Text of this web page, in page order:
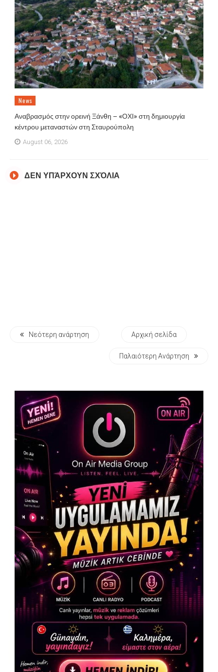
News
Αναβρασμός στην ορεινή Ξάνθη – «ΟΧΙ» στη δημιουργία
κέντρου μεταναστών στη Σταυρούπολη
August 06, 2026
ΔΕΝ ΥΠΆΡΧΟΥΝ ΣΧΌΛΙΑ
Νεότερη ανάρτηση Αρχική σελίδα
Παλαιότερη Ανάρτηση